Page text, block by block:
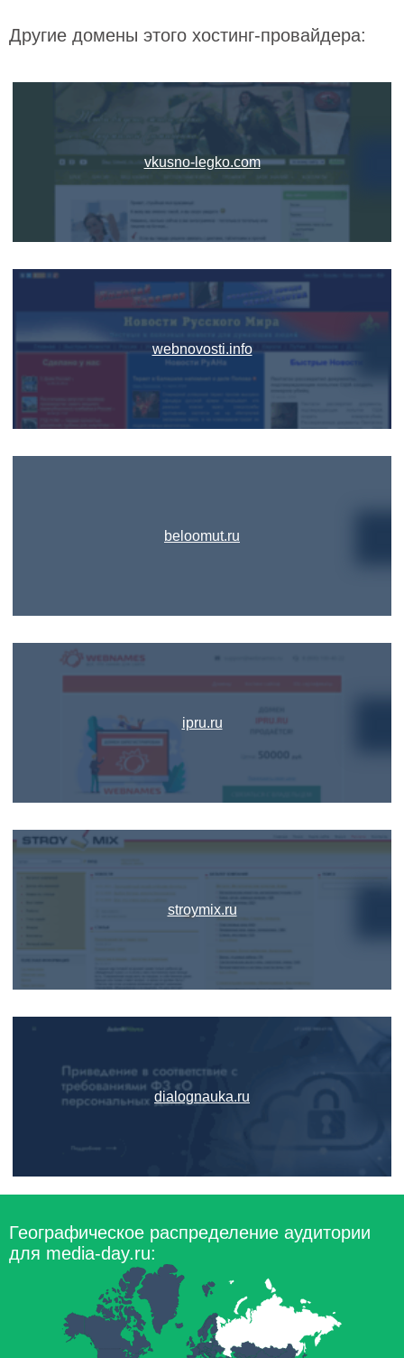
Другие домены этого хостинг-провайдера:
vkusno-legko.com
webnovosti.info
beloomut.ru
ipru.ru
stroymix.ru
dialognauka.ru
Географическое распределение аудитории
для media-day.ru: